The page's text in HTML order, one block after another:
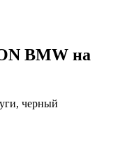
BMW на
черный